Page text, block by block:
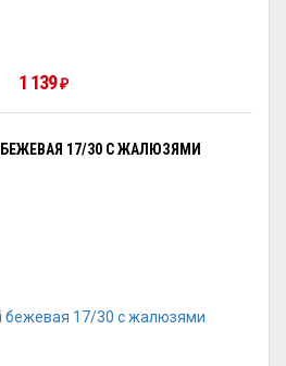
1 139₽
БЕЖЕВАЯ 17/30 С ЖАЛЮЗЯМИ